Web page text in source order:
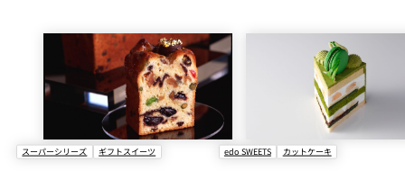
スーパーシリーズ ギフトスイーツ edo SWEETS カットケーキ